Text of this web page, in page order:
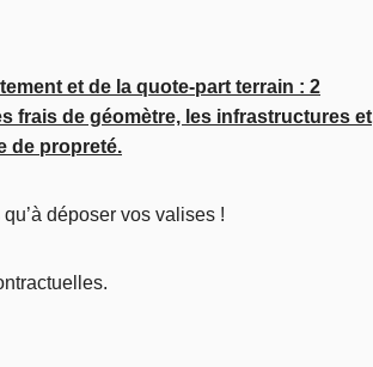
et de la quote-part terrain : 2
frais de géomètre, les infrastructures et
de propreté.
déposer vos valises !